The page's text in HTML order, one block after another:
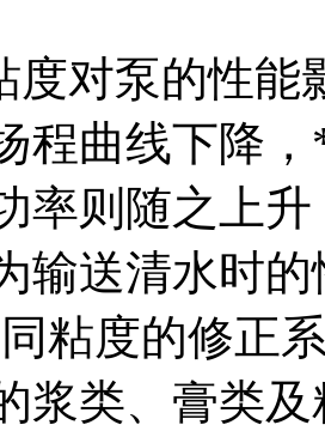
对泵的性能
程曲线下降
率则随之上
输送清水时
粘度的修正
浆类、膏类